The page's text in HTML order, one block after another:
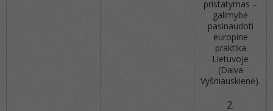
pristatymas –
galimybė
pasinaudoti
europine
praktika
Lietuvoje
(Daiva
Vyšniauskienė).